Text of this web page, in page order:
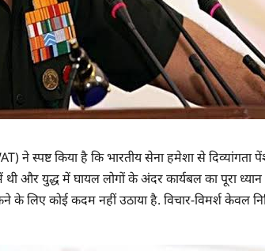
ने स्पष्ट किया है कि भारतीय सेना हमेशा से दिव्यांगता
और युद्ध में घायल लोगों के अंदर कार्यबल का पूरा ध्यान
लिए कोई कदम नहीं उठाया है. विचार-विमर्श केवल